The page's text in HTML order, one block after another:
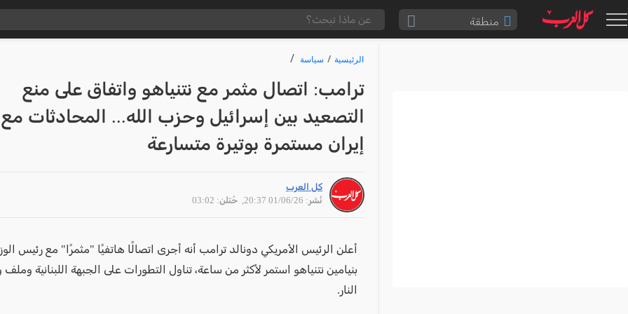
منطقة
الرئيسية سياسة
ترامب: اتصال مثمر مع نتنياهو واتفاق على منع
التصعيد بين إسرائيل وحزب الله... المحادثات مع
إيران مستمرة بوتيرة متسارعة
كل العرب
نُشر: 01/06/26 20:37
, حُتلن: 03:02
أعلن الرئيس الأمريكي دونالد ترامب أنه أجرى اتصالًا هاتفيًا "مثمرًا" مع رئيس
بنيامين نتنياهو استمر لأكثر من ساعة، تناول التطورات على الجبهة اللبنانية
النار.